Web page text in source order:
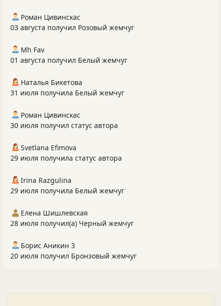
Роман Цивинскас
03 августа получил Розовый жемчуг
Mh Fav
01 августа получил Белый жемчуг
Наталья Бикетова
31 июля получила Белый жемчуг
Роман Цивинскас
30 июля получил статус автора
Svetlana Efimova
29 июля получила статус автора
Irina Razgulina
29 июля получила Белый жемчуг
Елена Шишлевская
28 июля получил(а) Черный жемчуг
Борис Аникин 3
20 июля получил Бронзовый жемчуг